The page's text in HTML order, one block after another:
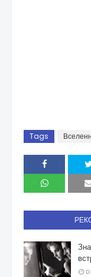
Tags